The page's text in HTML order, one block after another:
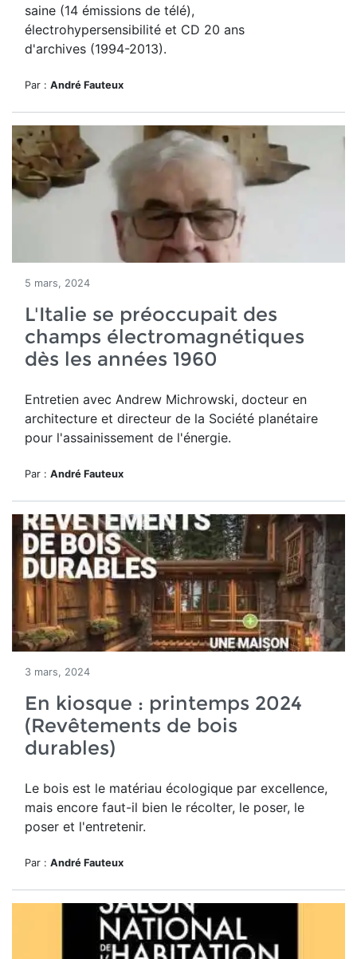
saine (14 émissions de télé),
électrohypersensibilité et CD 20 ans
d'archives (1994-2013).
Par : André Fauteux
5 mars, 2024
L'Italie se préoccupait des
champs électromagnétiques
dès les années 1960
Entretien avec Andrew Michrowski, docteur en
architecture et directeur de la Société planétaire
pour l'assainissement de l'énergie.
Par : André Fauteux
3 mars, 2024
En kiosque : printemps 2024
(Revêtements de bois
durables)
Le bois est le matériau écologique par excellence,
mais encore faut-il bien le récolter, le poser, le
poser et l'entretenir.
Par : André Fauteux